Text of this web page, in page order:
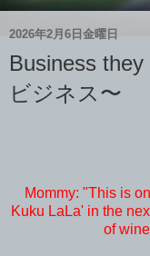
2026年2月6日金曜日
Business
ビジネス〜
Mommy: "This is
Kuku LaLa' in the
of